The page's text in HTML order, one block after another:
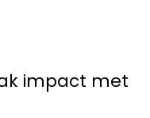
impact met